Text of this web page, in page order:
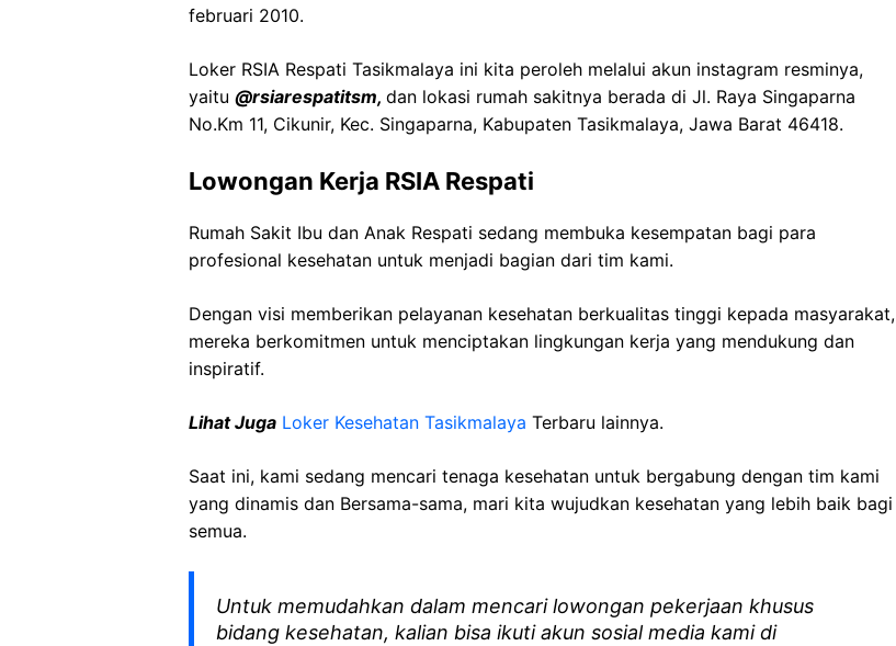
februari 2010.
Loker RSIA Respati Tasikmalaya ini kita peroleh melalui akun instagram resminya,
yaitu @rsiarespatitsm, dan lokasi rumah sakitnya berada di Jl. Raya Singaparna
No.Km 11, Cikunir, Kec. Singaparna, Kabupaten Tasikmalaya, Jawa Barat 46418.
Lowongan Kerja RSIA Respati
Rumah Sakit Ibu dan Anak Respati sedang membuka kesempatan bagi para
profesional kesehatan untuk menjadi bagian dari tim kami.
Dengan visi memberikan pelayanan kesehatan berkualitas tinggi kepada masyarakat,
mereka berkomitmen untuk menciptakan lingkungan kerja yang mendukung dan
inspiratif.
Lihat Juga Loker Kesehatan Tasikmalaya Terbaru lainnya.
Saat ini, kami sedang mencari tenaga kesehatan untuk bergabung dengan tim kami
yang dinamis dan Bersama-sama, mari kita wujudkan kesehatan yang lebih baik bagi
semua.
Untuk memudahkan dalam mencari lowongan pekerjaan khusus
bidang kesehatan, kalian bisa ikuti akun sosial media kami di